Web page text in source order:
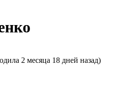
2 месяца 18 дней назад)